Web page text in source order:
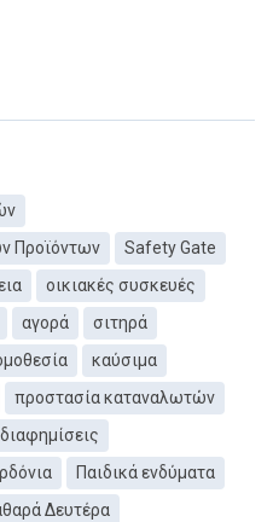
Προϊόντων
Safety Gate
οικιακές συσκευές
αγορά
σιτηρά
καύσιμα
προστασία καταναλωτών
διαφημίσεις
Παιδικά ενδύματα
Δευτέρα